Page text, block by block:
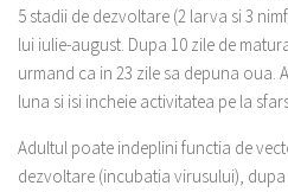
5 stadii de dezvoltare (2 larva si 3
lui iulie-august. Dupa 10 zile de
urmand ca in 23 zile sa depuna oua.
luna si isi incheie activitatea pe la
Adultul poate indeplini functia de
dezvoltare (incubatia virusului),